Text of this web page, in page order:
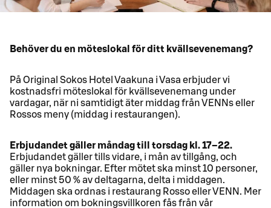
Behöver du en möteslokal för ditt kvällsevenemang?
På Original Sokos Hotel Vaakuna i Vasa erbjuder vi
kostnadsfri möteslokal för kvällsevenemang under
vardagar, när ni samtidigt äter middag från VENNs eller
Rossos meny (middag i restaurangen).
Erbjudandet gäller måndag till torsdag kl. 17–22.
Erbjudandet gäller tills vidare, i mån av tillgång, och
gäller nya bokningar. Efter mötet ska minst 10 personer,
eller minst 50 % av deltagarna, delta i middagen.
Middagen ska ordnas i restaurang Rosso eller VENN. Mer
information om bokningsvillkoren fås från vår